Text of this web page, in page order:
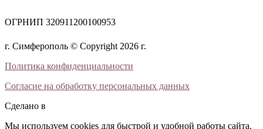
ОГРНИП 320911200100953
г. Симферополь © Copyright 2026 г.
Политика конфиденциальности
Согласие на обработку персональных данных
Сделано в
Мы используем cookies для быстрой и удобной работы сайта.